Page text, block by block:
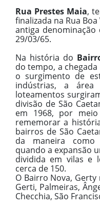
Rua Prestes Maia,
finalizada na Rua
antiga denominação
29/03/65.
Na história do
do tempo, a
o surgimento de
indústrias, a área
loteamentos
divisão de São
em 1968, por
rememorar a
bairros de São
da maneira como
quando a expansão
dividida em vilas e
cerca de 150.
O Bairro Nova, Gerty
Gerti, Palmeiras,
Checchia, São